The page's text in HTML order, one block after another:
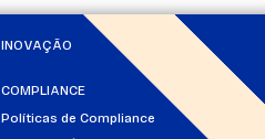
INOVAÇÃO
COMPLIANCE
Políticas de Compliance